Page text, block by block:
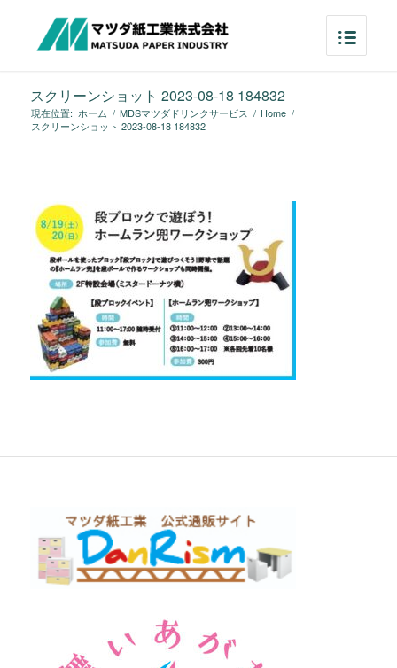
スクリーンショット 2023-08-18 184832
現在位置: ホーム / MDSマツダドリンクサービス / Home /
スクリーンショット 2023-08-18 184832